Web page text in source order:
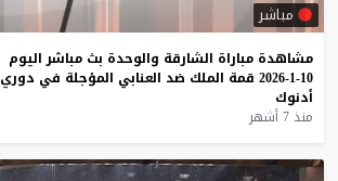
مباشر
مشاهدة مباراة الشارقة والوحدة بث مباشر اليوم
10-1-2026
قمة الملك ضد العنابي المؤجلة في دوري
أدنوك
منذ 7 أشهر